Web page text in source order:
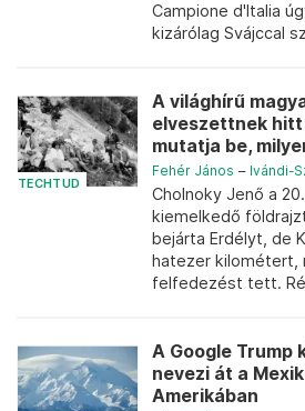
Campione d'Italia
kizárólag Svájccal
TECHTUD
A világhírű
elveszettnek
mutatja be,
Fehér János – Ivándi-
Cholnoky Jenő a
kiemelkedő
bejárta Erdélyt, de
hatezer kilométert,
felfedezést tett.
A Google Trump
nevezi át a
Amerikában